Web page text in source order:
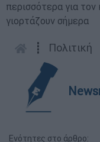
περισσότερα για τον
γιορτάζουν σήμερα
┋ Πολιτική
Ενότητες στο άρθρο: